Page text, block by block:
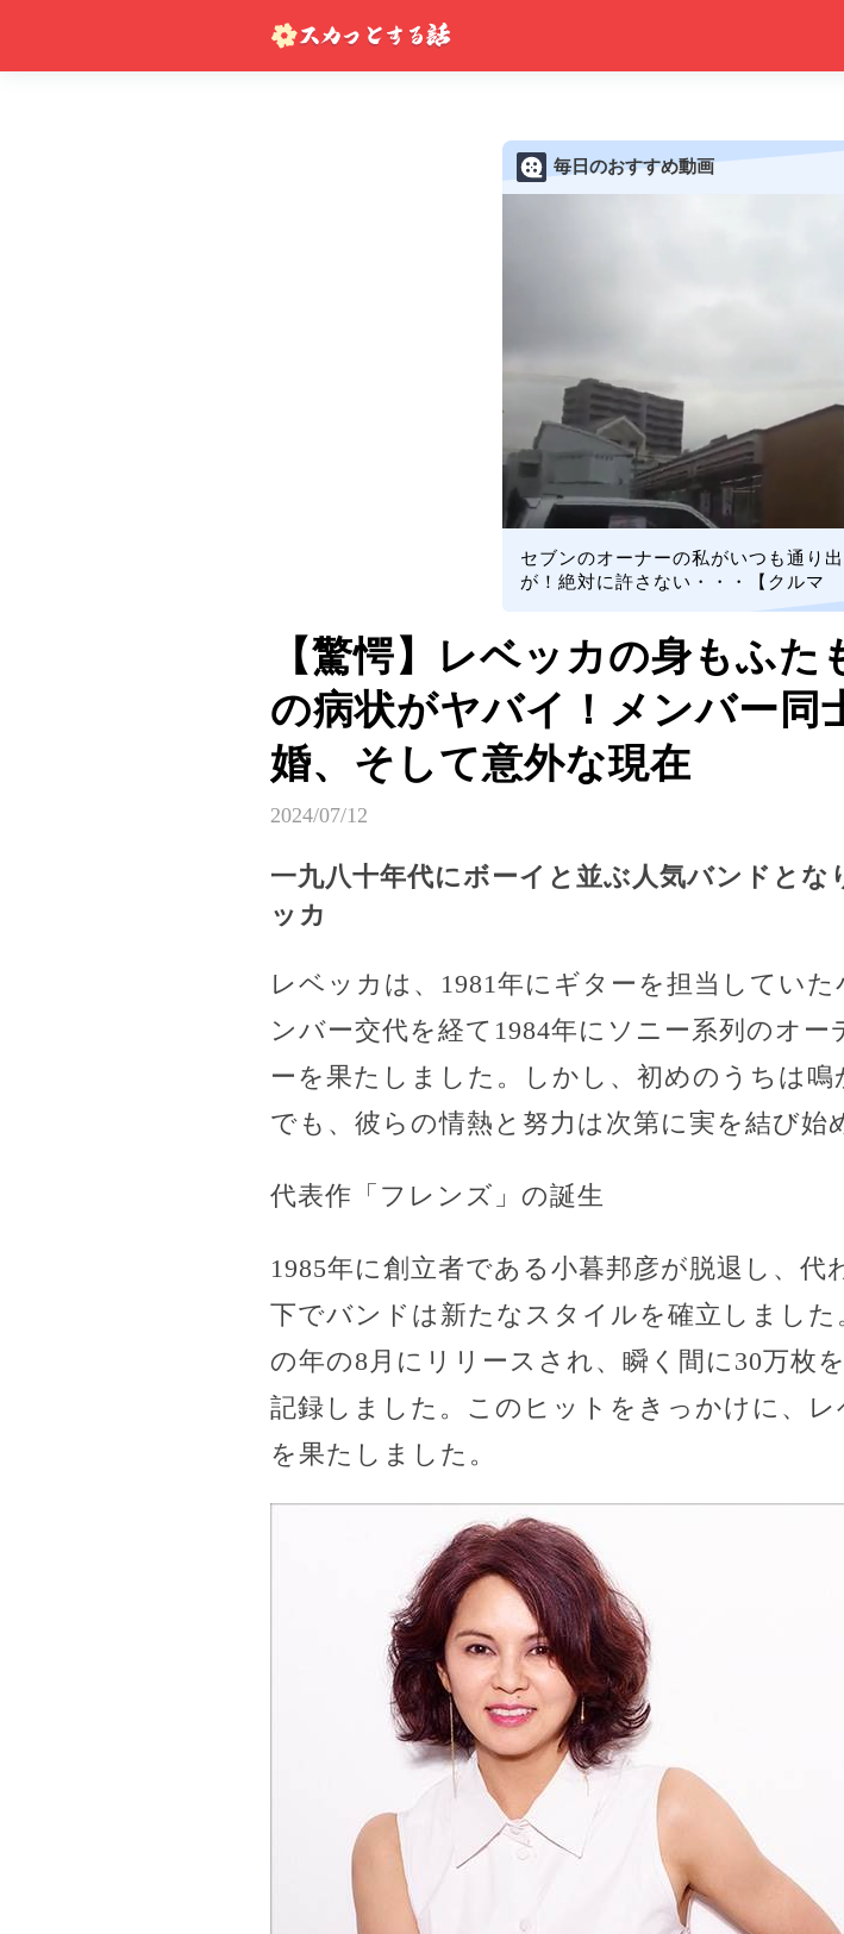
毎日のおすすめ動画
セブンのオーナーの私がいつも通り
が！絶対に許さない・・・【クルマ
【驚愕】レベッカの身もふ
の病状がヤバイ！メンバー
婚、そして意外な現在
2024/07/12
一九八十年代にボーイと並ぶ人気バンドと
ッカ
レベッカは、1981年にギターを担当してい
ンバー交代を経て1984年にソニー系列のオ
ーを果たしました。しかし、初めのうちは
でも、彼らの情熱と努力は次第に実を結び始
代表作「フレンズ」の誕生
1985年に創立者である小暮邦彦が脱退し、
下でバンドは新たなスタイルを確立しまし
の年の8月にリリースされ、瞬く間に30万枚
記録しました。このヒットをきっかけに、
を果たしました。